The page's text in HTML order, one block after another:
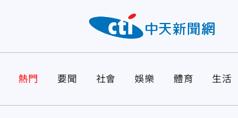
熱門 要聞 社會 娛樂 體育 生活